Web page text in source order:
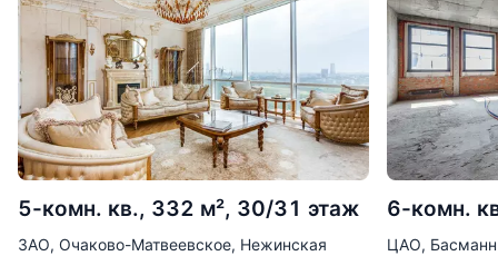
5-комн. кв., 332 м², 30/31 этаж
ЗАО, Очаково-Матвеевское, Нежинская
6-комн.
ЦАО,